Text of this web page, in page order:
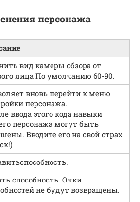
персонажа
вид камеры обзора от
лица По умолчанию 60-90.
вновь перейти к меню
персонажа.
ввода этого кода навыки
персонажа могут быть
Вводите его на свой страх
способность. Очки
не будут возвращены.